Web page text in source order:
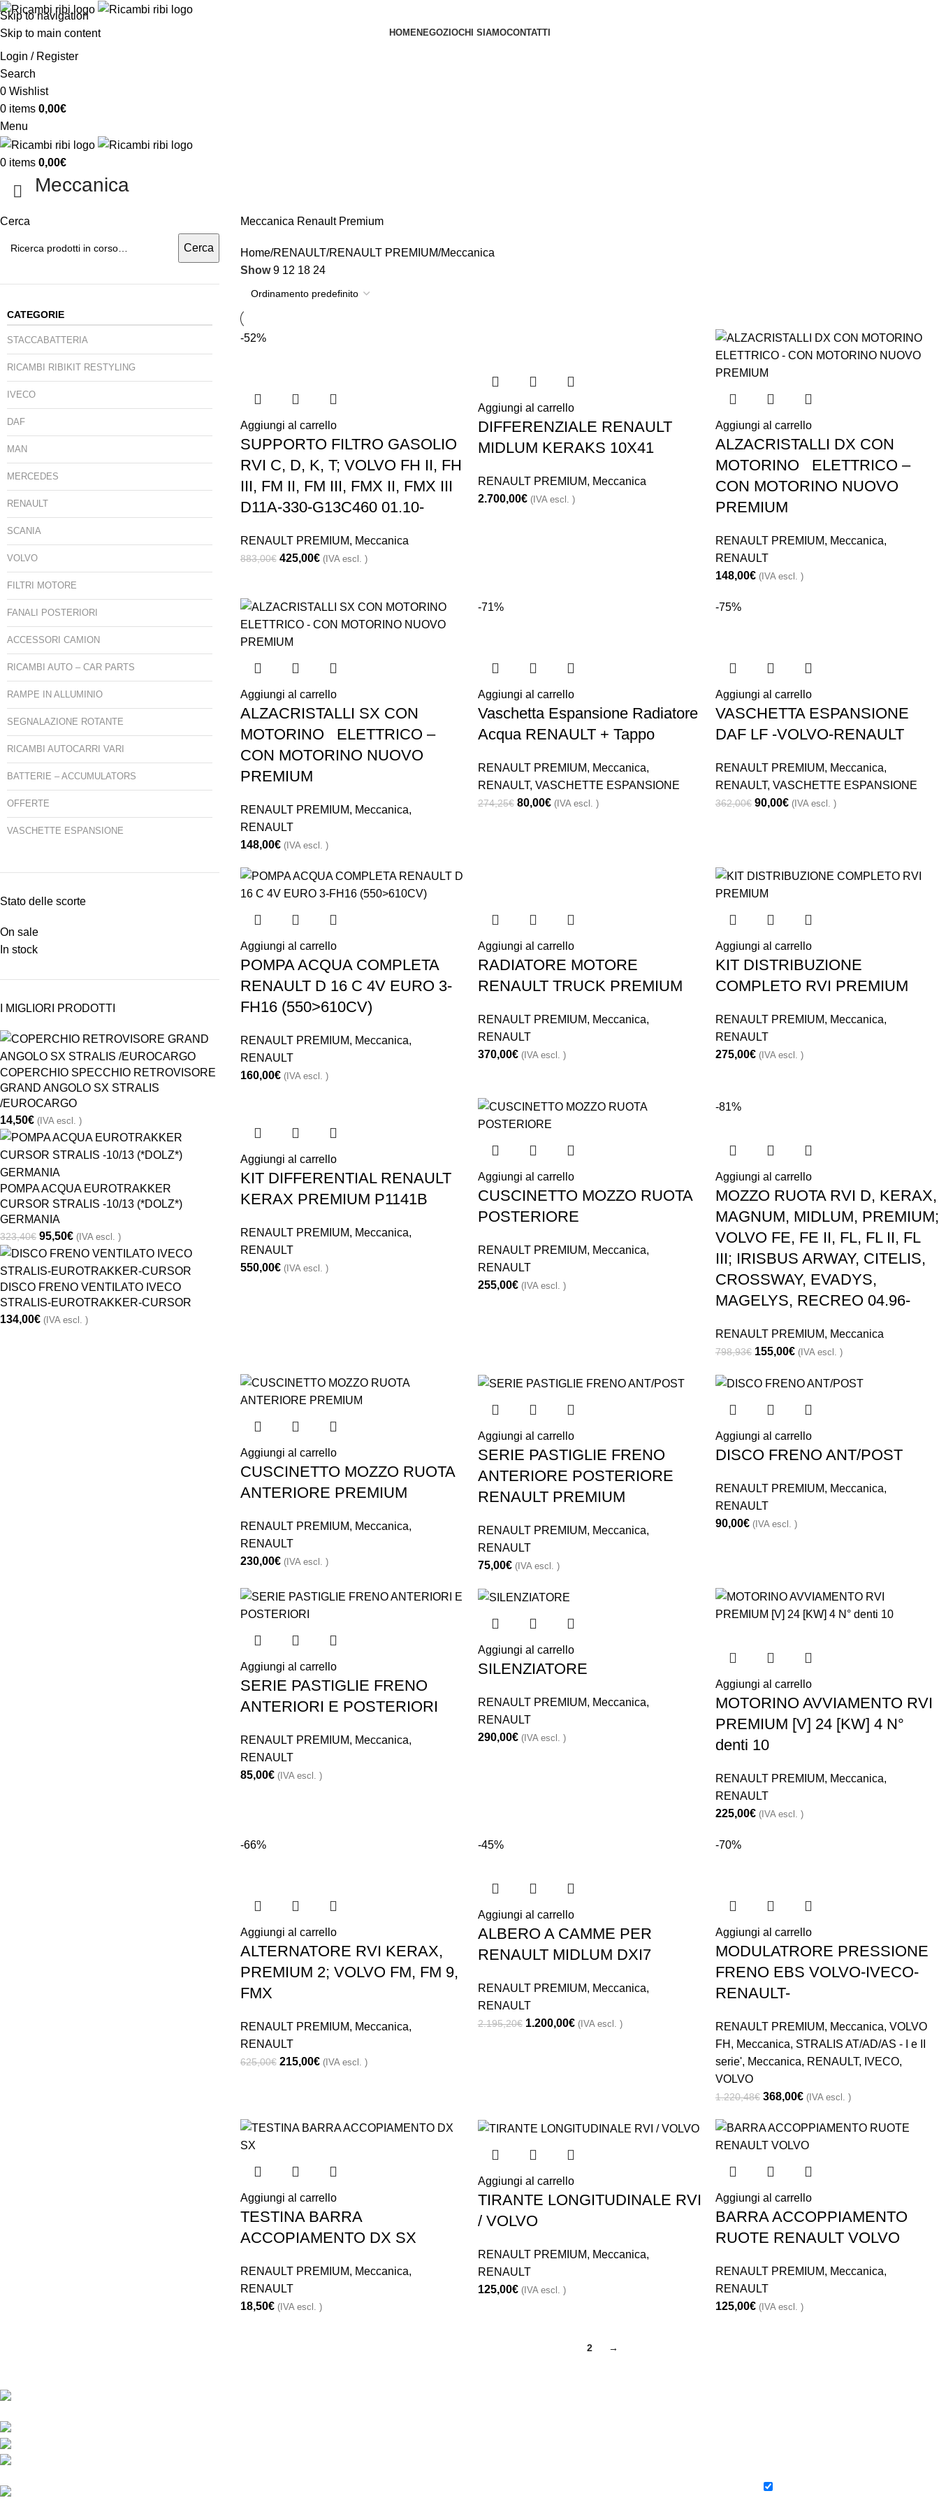
Skip to navigation
Skip to main content
HOMENEGOZIOCHI SIAMOCONTATTI
Login / Register
Search
0 Wishlist
0 items 0,00€
Menu
0 items 0,00€
Meccanica
Cerca
Cerca
CATEGORIE
STACCABATTERIA
RICAMBI RIBIKIT RESTYLING
IVECO
DAF
MAN
MERCEDES
RENAULT
SCANIA
VOLVO
FILTRI MOTORE
FANALI POSTERIORI
ACCESSORI CAMION
RICAMBI AUTO – CAR PARTS
RAMPE IN ALLUMINIO
SEGNALAZIONE ROTANTE
RICAMBI AUTOCARRI VARI
BATTERIE – ACCUMULATORS
OFFERTE
VASCHETTE ESPANSIONE
Stato delle scorte
On sale
In stock
I MIGLIORI PRODOTTI
COPERCHIO SPECCHIO RETROVISORE
GRAND ANGOLO SX STRALIS
/EUROCARGO
14,50€ (IVA escl. )
POMPA ACQUA EUROTRAKKER
CURSOR STRALIS -10/13 (*DOLZ*)
GERMANIA
323,40€ 95,50€ (IVA escl. )
DISCO FRENO VENTILATO IVECO
STRALIS-EUROTRAKKER-CURSOR
134,00€ (IVA escl. )
Meccanica Renault Premium
Home RENAULT RENAULT PREMIUM Meccanica
Show9 12 18 24
-52%
Aggiungi al carrello
SUPPORTO FILTRO GASOLIO
RVI C, D, K, T; VOLVO FH II, FH
III, FM II, FM III, FMX II, FMX III
D11A-330-G13C460 01.10-
RENAULT PREMIUM, Meccanica
883,00€ 425,00€ (IVA escl. )
Aggiungi al carrello
DIFFERENZIALE RENAULT
MIDLUM KERAKS 10X41
RENAULT PREMIUM, Meccanica
2.700,00€ (IVA escl. )
Aggiungi al carrello
ALZACRISTALLI DX CON
MOTORINO ELETTRICO –
CON MOTORINO NUOVO
PREMIUM
RENAULT PREMIUM, Meccanica,
RENAULT
148,00€ (IVA escl. )
Aggiungi al carrello
ALZACRISTALLI SX CON
MOTORINO ELETTRICO –
CON MOTORINO NUOVO
PREMIUM
RENAULT PREMIUM, Meccanica,
RENAULT
148,00€ (IVA escl. )
-71%
Aggiungi al carrello
Vaschetta Espansione Radiatore
Acqua RENAULT + Tappo
RENAULT PREMIUM, Meccanica,
RENAULT, VASCHETTE ESPANSIONE
274,25€ 80,00€ (IVA escl. )
-75%
Aggiungi al carrello
VASCHETTA ESPANSIONE
DAF LF -VOLVO-RENAULT
RENAULT PREMIUM, Meccanica,
RENAULT, VASCHETTE ESPANSIONE
362,00€ 90,00€ (IVA escl. )
Aggiungi al carrello
POMPA ACQUA COMPLETA
RENAULT D 16 C 4V EURO 3-
FH16 (550>610CV)
RENAULT PREMIUM, Meccanica,
RENAULT
160,00€ (IVA escl. )
Aggiungi al carrello
RADIATORE MOTORE
RENAULT TRUCK PREMIUM
RENAULT PREMIUM, Meccanica,
RENAULT
370,00€ (IVA escl. )
Aggiungi al carrello
KIT DISTRIBUZIONE
COMPLETO RVI PREMIUM
RENAULT PREMIUM, Meccanica,
RENAULT
275,00€ (IVA escl. )
Aggiungi al carrello
KIT DIFFERENTIAL RENAULT
KERAX PREMIUM P1141B
RENAULT PREMIUM, Meccanica,
RENAULT
550,00€ (IVA escl. )
Aggiungi al carrello
CUSCINETTO MOZZO RUOTA
POSTERIORE
RENAULT PREMIUM, Meccanica,
RENAULT
255,00€ (IVA escl. )
-81%
Aggiungi al carrello
MOZZO RUOTA RVI D, KERAX,
MAGNUM, MIDLUM, PREMIUM;
VOLVO FE, FE II, FL, FL II, FL
III; IRISBUS ARWAY, CITELIS,
CROSSWAY, EVADYS,
MAGELYS, RECREO 04.96-
RENAULT PREMIUM, Meccanica
798,93€ 155,00€ (IVA escl. )
Aggiungi al carrello
CUSCINETTO MOZZO RUOTA
ANTERIORE PREMIUM
RENAULT PREMIUM, Meccanica,
RENAULT
230,00€ (IVA escl. )
Aggiungi al carrello
SERIE PASTIGLIE FRENO
ANTERIORE POSTERIORE
RENAULT PREMIUM
RENAULT PREMIUM, Meccanica,
RENAULT
75,00€ (IVA escl. )
Aggiungi al carrello
DISCO FRENO ANT/POST
RENAULT PREMIUM, Meccanica,
RENAULT
90,00€ (IVA escl. )
Aggiungi al carrello
SERIE PASTIGLIE FRENO
ANTERIORI E POSTERIORI
RENAULT PREMIUM, Meccanica,
RENAULT
85,00€ (IVA escl. )
Aggiungi al carrello
SILENZIATORE
RENAULT PREMIUM, Meccanica,
RENAULT
290,00€ (IVA escl. )
Aggiungi al carrello
MOTORINO AVVIAMENTO RVI
PREMIUM [V] 24 [KW] 4 N°
denti 10
RENAULT PREMIUM, Meccanica,
RENAULT
225,00€ (IVA escl. )
-66%
Aggiungi al carrello
ALTERNATORE RVI KERAX,
PREMIUM 2; VOLVO FM, FM 9,
FMX
RENAULT PREMIUM, Meccanica,
RENAULT
625,00€ 215,00€ (IVA escl. )
-45%
Aggiungi al carrello
ALBERO A CAMME PER
RENAULT MIDLUM DXI7
RENAULT PREMIUM, Meccanica,
RENAULT
2.195,20€ 1.200,00€ (IVA escl. )
-70%
Aggiungi al carrello
MODULATRORE PRESSIONE
FRENO EBS VOLVO-IVECO-
RENAULT-
RENAULT PREMIUM, Meccanica, VOLVO
FH , Meccanica, STRALIS AT/AD/AS - I e II
serie', Meccanica, RENAULT, IVECO,
VOLVO
1.220,48€ 368,00€ (IVA escl. )
Aggiungi al carrello
TESTINA BARRA
ACCOPIAMENTO DX SX
RENAULT PREMIUM, Meccanica,
RENAULT
18,50€ (IVA escl. )
Aggiungi al carrello
TIRANTE LONGITUDINALE RVI
/ VOLVO
RENAULT PREMIUM, Meccanica,
RENAULT
125,00€ (IVA escl. )
Aggiungi al carrello
BARRA ACCOPPIAMENTO
RUOTE RENAULT VOLVO
RENAULT PREMIUM, Meccanica,
RENAULT
125,00€ (IVA escl. )
2 →